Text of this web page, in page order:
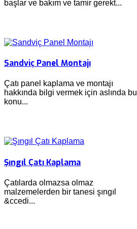
başlar ve bakım ve tamir gerekt...
Sandviç Panel Montajı
Çatı panel kaplama ve montajı
hakkında bilgi vermek için aslında bu
konu...
Şıngıl Çatı Kaplama
Çatılarda olmazsa olmaz
malzemelerden bir tanesi şıngıl
&ccedi...